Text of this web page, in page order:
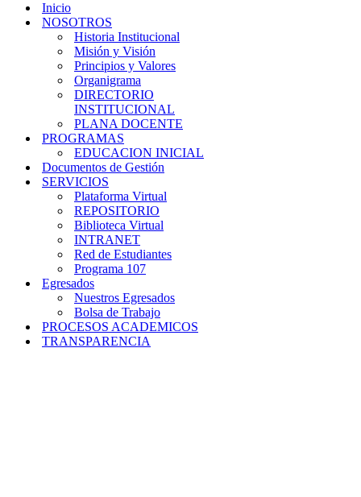
navegación
Inicio
NOSOTROS
Historia Institucional
Misión y Visión
Principios y Valores
Organigrama
DIRECTORIO
INSTITUCIONAL
PLANA DOCENTE
PROGRAMAS
EDUCACION INICIAL
Documentos de Gestión
SERVICIOS
Plataforma Virtual
REPOSITORIO
Biblioteca Virtual
INTRANET
Red de Estudiantes
Programa 107
Egresados
Nuestros Egresados
Bolsa de Trabajo
PROCESOS ACADEMICOS
TRANSPARENCIA